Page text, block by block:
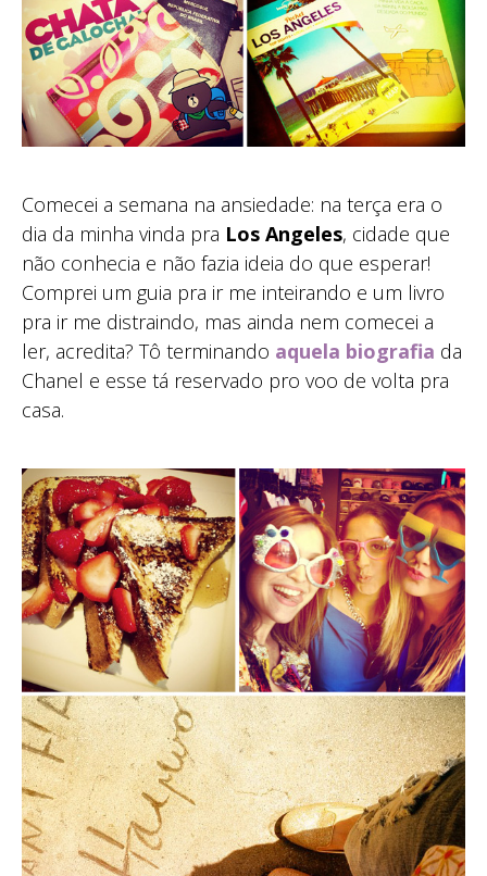
Comecei a semana na ansiedade: na terça era o
dia da minha vinda pra Los Angeles, cidade que
não conhecia e não fazia ideia do que esperar!
Comprei um guia pra ir me inteirando e um livro
pra ir me distraindo, mas ainda nem comecei a
ler, acredita? Tô terminando aquela biografia da
Chanel e esse tá reservado pro voo de volta pra
casa.